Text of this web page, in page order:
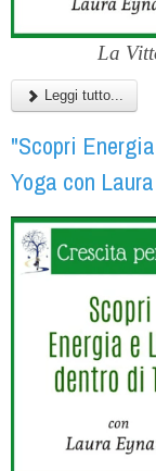
La
Leggi tutto...
"Scopri
Yoga con